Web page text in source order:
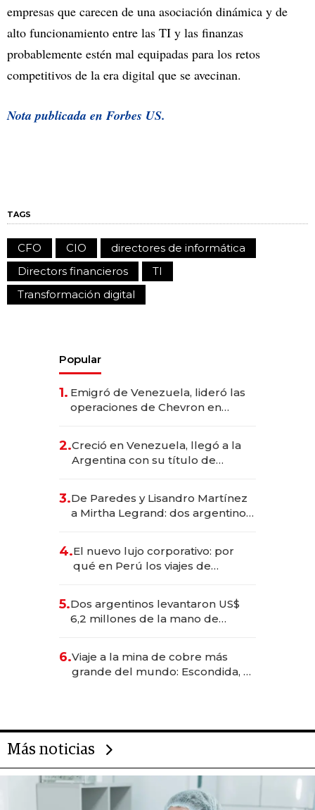
empresas que carecen de una asociación dinámica y de
alto funcionamiento entre las TI y las finanzas
probablemente estén mal equipadas para los retos
competitivos de la era digital que se avecinan.
Nota publicada en Forbes US.
TAGS
CFO CIO
directores de informática
Directors financieros
TI
Transformación digital
Popular
1. Emigró de Venezuela, lideró las
operaciones de Chevron en
2.Creció en Venezuela, llegó a la
Argentina con su título de
las marcas "fast premium"
3.De Paredes y Lisandro Martínez
a Mirtha Legrand: dos argentinos
4.El nuevo lujo corporativo: por
qué en Perú los viajes de
para convertirse en experiencias
transformadoras
5.Dos argentinos levantaron US$
6,2 millones de la mano de
6.Viaje a la mina de cobre más
grande del mundo: Escondida, el
Más noticias